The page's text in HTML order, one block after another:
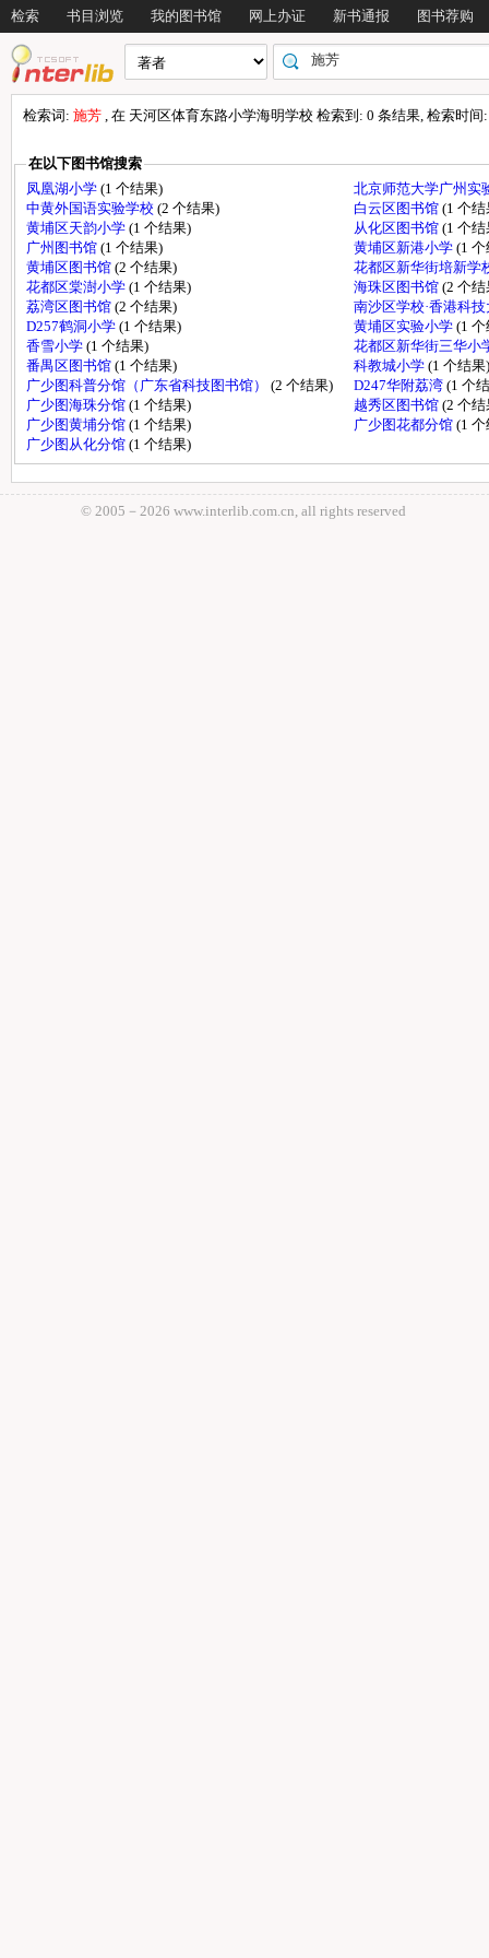
检索 书目浏览 我的图书馆 网上办证 新书通报 图书荐购
检索词: 施芳 , 在 天河区体育东路小学海明学校 检索到: 0 条结果, 检索时间
在以下图书馆搜索
凤凰湖小学 (1 个结果)
北京师范大学广州实
中黄外国语实验学校 (2 个结果) 白云区图书馆 (1 个结
黄埔区天韵小学 (1 个结果) 从化区图书馆 (1 个结
广州图书馆 (1 个结果) 黄埔区新港小学 (1
黄埔区图书馆 (2 个结果)
花都区新华街培新学
花都区棠澍小学 (1 个结果) 海珠区图书馆 (2 个结
荔湾区图书馆 (2 个结果)
南沙区学校·香港科
D257鹤洞小学 (1 个结果) 黄埔区实验小学 (1
香雪小学 (1 个结果)
花都区新华街三华小
番禺区图书馆 (1 个结果) 科教城小学 (1 个结果)
广少图科普分馆（广东省科技图书馆） (2 个结果) D247华附荔湾 (1 个
广少图海珠分馆 (1 个结果) 越秀区图书馆 (2 个结
广少图黄埔分馆 (1 个结果) 广少图花都分馆 (1
广少图从化分馆 (1 个结果)
© 2005－ 2026 www.interlib.com.cn, all rights reserved